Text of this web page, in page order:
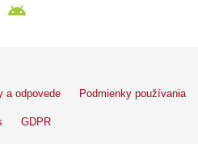
a odpovede Podmienky používania
GDPR